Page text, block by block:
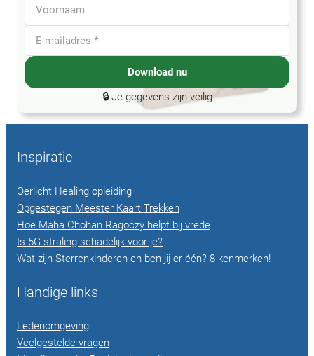
Download nu
🔒 Je gegevens zijn veilig
Inspiratie
Oerlicht Healing opleiding
Opgestegen Meester Kaart Trekken
Hoe Maha Chohan Ragoczy helpt bij vrede
Is 5G straling schadelijk voor je?
Wat zijn Sterrenkinderen en ben jij er één? 8 kenmerken!
Handige links
Ledenomgeving
Veelgestelde vragen